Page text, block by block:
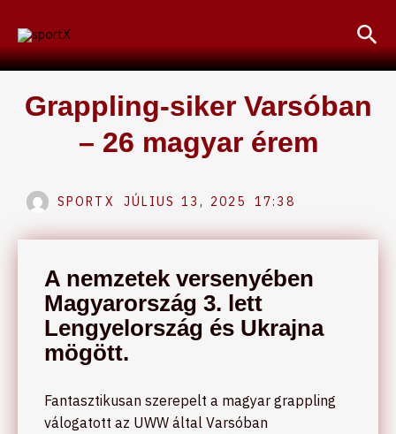
content
Grappling-siker Varsóban
– 26 magyar érem
SPORTX JÚLIUS 13, 2025 17:38
A nemzetek versenyében
Magyarország 3. lett
Lengyelország és Ukrajna
mögött.
Fantasztikusan szerepelt a magyar grappling
válogatott az UWW által Varsóban